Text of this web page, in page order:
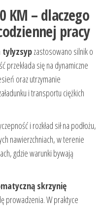
KM – dlaczego
pracy
tylyzsypzastosowano silnik o
przekłada się na dynamiczne
oraz utrzymanie
i transportu ciężkich
i rozkład sił na podłożu,
nawierzchniach, w terenie
gdzie warunki bywają
skrzynię
prowadzenia. W praktyce